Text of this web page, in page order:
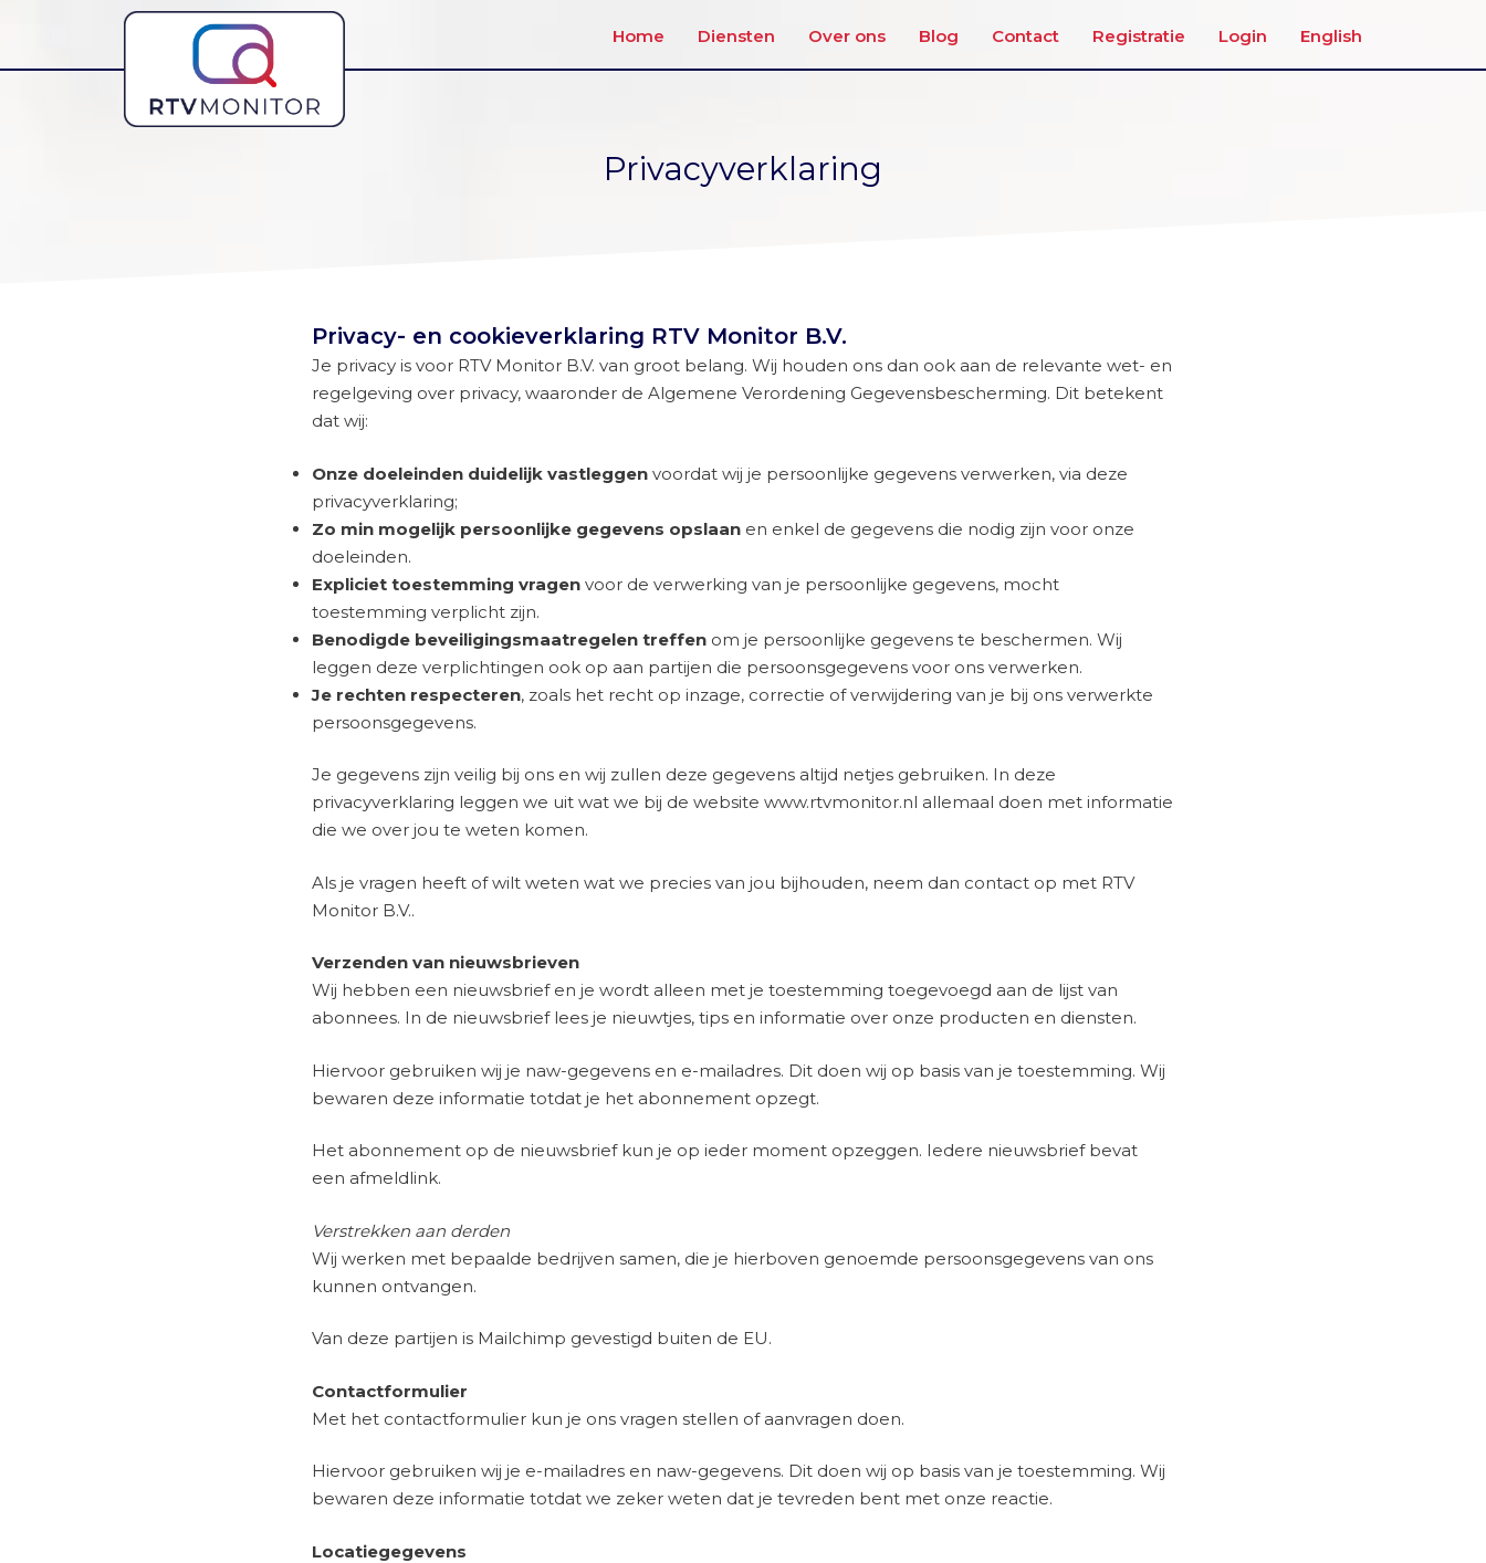
Home Diensten Over ons Blog Contact Registratie Login English
Privacyverklaring
Privacy- en cookieverklaring RTV Monitor B.V.
Je privacy is voor RTV Monitor B.V. van groot belang. Wij houden ons dan ook aan de relevante wet- en
regelgeving over privacy, waaronder de Algemene Verordening Gegevensbescherming. Dit betekent
dat wij:
Onze doeleinden duidelijk vastleggen voordat wij je persoonlijke gegevens verwerken, via deze
privacyverklaring;
Zo min mogelijk persoonlijke gegevens opslaan en enkel de gegevens die nodig zijn voor onze
doeleinden.
Expliciet toestemming vragen voor de verwerking van je persoonlijke gegevens, mocht
toestemming verplicht zijn.
Benodigde beveiligingsmaatregelen treffen om je persoonlijke gegevens te beschermen. Wij
leggen deze verplichtingen ook op aan partijen die persoonsgegevens voor ons verwerken.
Je rechten respecteren, zoals het recht op inzage, correctie of verwijdering van je bij ons verwerkte
persoonsgegevens.
Je gegevens zijn veilig bij ons en wij zullen deze gegevens altijd netjes gebruiken. In deze
privacyverklaring leggen we uit wat we bij de website www.rtvmonitor.nl allemaal doen met informatie
die we over jou te weten komen.
Als je vragen heeft of wilt weten wat we precies van jou bijhouden, neem dan contact op met RTV
Monitor B.V..
Verzenden van nieuwsbrieven
Wij hebben een nieuwsbrief en je wordt alleen met je toestemming toegevoegd aan de lijst van
abonnees. In de nieuwsbrief lees je nieuwtjes, tips en informatie over onze producten en diensten.
Hiervoor gebruiken wij je naw-gegevens en e-mailadres. Dit doen wij op basis van je toestemming. Wij
bewaren deze informatie totdat je het abonnement opzegt.
Het abonnement op de nieuwsbrief kun je op ieder moment opzeggen. Iedere nieuwsbrief bevat
een afmeldlink.
Verstrekken aan derden
Wij werken met bepaalde bedrijven samen, die je hierboven genoemde persoonsgegevens van ons
kunnen ontvangen.
Van deze partijen is Mailchimp gevestigd buiten de EU.
Contactformulier
Met het contactformulier kun je ons vragen stellen of aanvragen doen.
Hiervoor gebruiken wij je e-mailadres en naw-gegevens. Dit doen wij op basis van je toestemming. Wij
bewaren deze informatie totdat we zeker weten dat je tevreden bent met onze reactie.
Locatiegegevens